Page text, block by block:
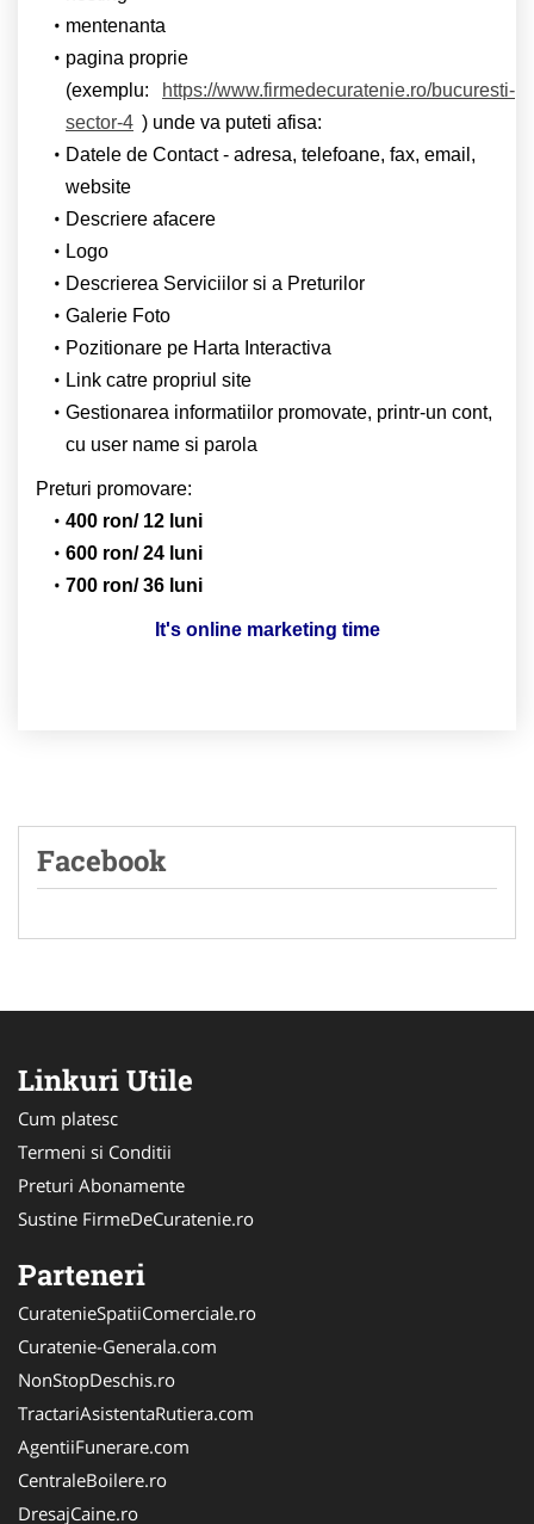
mentenanta
pagina proprie
(exemplu:
https://www.firmedecuratenie.ro/bucuresti-
sector-4 ) unde va puteti afisa:
Datele de Contact - adresa, telefoane, fax, email,
website
Descriere afacere
Logo
Descrierea Serviciilor si a Preturilor
Galerie Foto
Pozitionare pe Harta Interactiva
Link catre propriul site
Gestionarea informatiilor promovate, printr-un cont,
cu user name si parola
Preturi promovare:
400 ron/ 12 luni
600 ron/ 24 luni
700 ron/ 36 luni
It's online marketing time
Facebook
Linkuri Utile
Cum platesc
Termeni si Conditii
Preturi Abonamente
Sustine FirmeDeCuratenie.ro
Parteneri
CuratenieSpatiiComerciale.ro
Curatenie-Generala.com
NonStopDeschis.ro
TractariAsistentaRutiera.com
AgentiiFunerare.com
CentraleBoilere.ro
DresajCaine.ro